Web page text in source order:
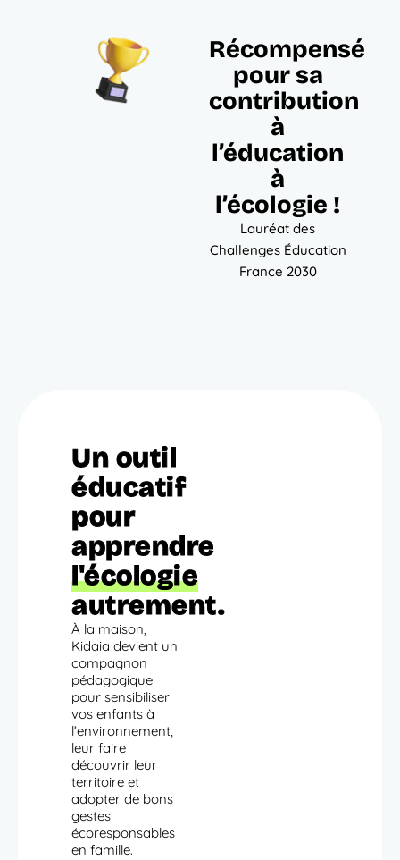
Récompensé
pour sa
contribution
à
l’éducation
à
l’écologie !
Lauréat des
Challenges Éducation
France 2030
Un outil
éducatif
pour
apprendre
l'écologie
autrement.
À la maison,
Kidaia devient un
compagnon
pédagogique
pour sensibiliser
vos enfants à
l’environnement,
leur faire
découvrir leur
territoire et
adopter de bons
gestes
écoresponsables
en famille.